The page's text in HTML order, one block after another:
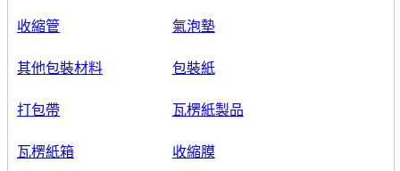
收縮管 氣泡墊
其他包裝材料 包裝紙
打包帶 瓦楞紙製品
瓦楞紙箱 收縮膜